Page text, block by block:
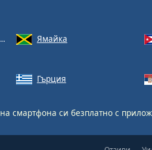
Ямайка
Гърция
на смартфона си безплатно с